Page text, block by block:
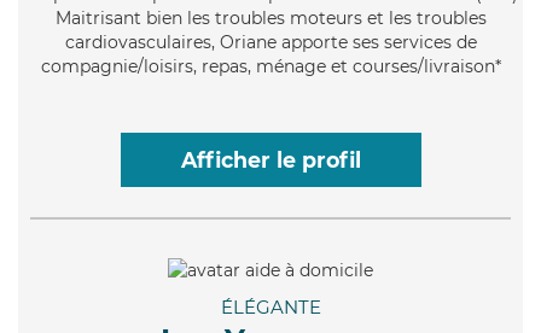
Maitrisant bien les troubles moteurs et les troubles
cardiovasculaires, Oriane apporte ses services de
compagnie/loisirs, repas, ménage et courses/livraison*
Afficher le profil
ÉLÉGANTE